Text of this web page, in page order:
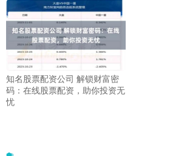
知名股票配资公司 解锁财富密
码：在线股票配资，助你投资无
忧